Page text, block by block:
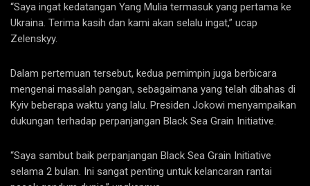
“Saya ingat kedatangan Yang Mulia termasuk yang pertama ke
Ukraina. Terima kasih dan kami akan selalu ingat,” ucap
Zelenskyy.
Dalam pertemuan tersebut, kedua pemimpin juga berbicara
mengenai masalah pangan, sebagaimana yang telah dibahas di
Kyiv beberapa waktu yang lalu. Presiden Jokowi menyampaikan
dukungan terhadap perpanjangan Black Sea Grain Initiative.
“Saya sambut baik perpanjangan Black Sea Grain Initiative
selama 2 bulan. Ini sangat penting untuk kelancaran rantai